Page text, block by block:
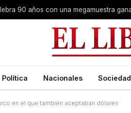
Política Nacionales Sociedad
en el que también aceptaban dólares